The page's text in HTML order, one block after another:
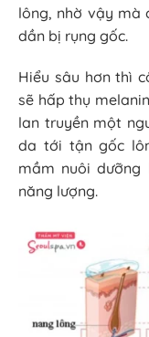
lông, nhờ vậy mà
dần bị rụng gốc.
Hiểu sâu hơn thì
sẽ hấp thụ
lan truyền một
da tới tận gốc
mầm nuôi
năng lượng.